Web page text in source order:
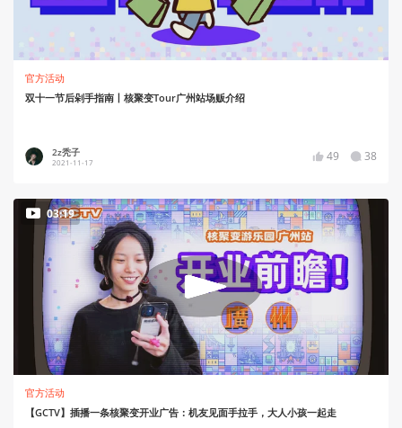
官方活动
双十一节后剁手指南丨核聚变Tour广州站场贩介绍
2z秃子
2021-11-17 49 38
03:19
官方活动
【GCTV】插播一条核聚变开业广告：机友见面手拉手，大人小孩一起走